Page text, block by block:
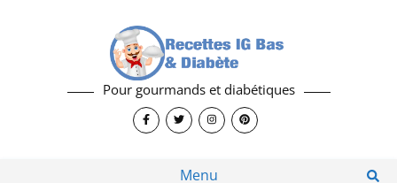
Pour gourmands et diabétiques
Menu